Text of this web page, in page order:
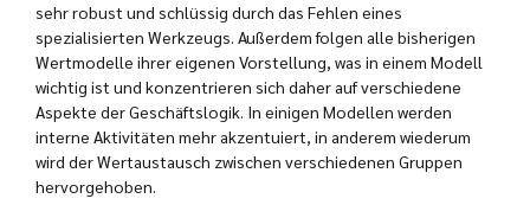
sehr robust und schlüssig durch das Fehlen eines
spezialisierten Werkzeugs. Außerdem folgen alle bisherigen
Wertmodelle ihrer eigenen Vorstellung, was in einem Modell
wichtig ist und konzentrieren sich daher auf verschiedene
Aspekte der Geschäftslogik. In einigen Modellen werden
interne Aktivitäten mehr akzentuiert, in anderem wiederum
wird der Wertaustausch zwischen verschiedenen Gruppen
hervorgehoben.